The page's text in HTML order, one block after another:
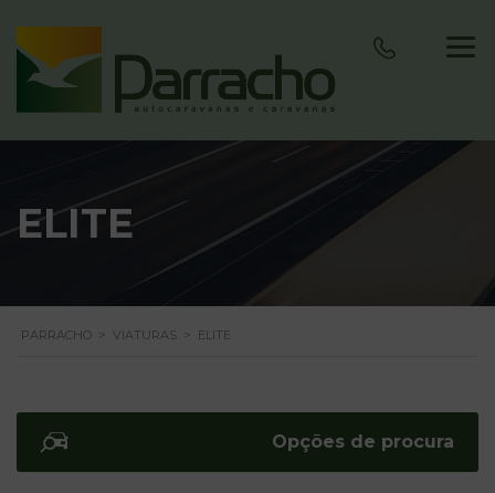
ELITE
PARRACHO > VIATURAS > ELITE
Opções de procura